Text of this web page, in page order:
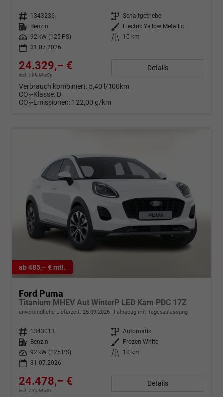
Fahrzeugnr. 1343236 Getriebe Schaltgetriebe
Kraftstoff
Benzin Außenfarbe
Electric Yellow Metallic
Leistung
92 kW (125 PS) Kilometerstand
10 km
31.07.2026
24.329,– €
incl. 19% MwSt.
Details
Verbrauch kombiniert: 5,40 l/100km
CO2-Klasse: D
CO2-Emissionen: 122,00 g/km
ab 485,– € mtl.
Ford Puma
Titanium MHEV Aut WinterP LED Kam PDC 17Z
unverbindliche Lieferzeit: 25.09.2026 Fahrzeug mit Tageszulassung
Fahrzeugnr. 1343013 Getriebe Automatik
Kraftstoff
Benzin Außenfarbe
Frozen White
Leistung
92 kW (125 PS) Kilometerstand
10 km
31.07.2026
24.478,– €
incl. 19% MwSt.
Details